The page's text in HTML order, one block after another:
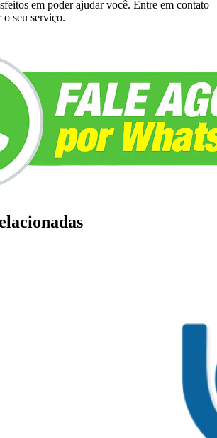
em poder ajudar você. Entre em contato
o seu serviço.